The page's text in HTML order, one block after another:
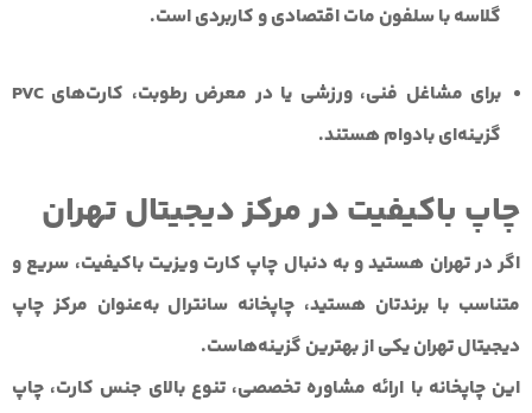
گلاسه با سلفون مات اقتصادی و کاربردی است.
برای مشاغل فنی، ورزشی یا در معرض رطوبت، کارت‌های PVC
گزینه‌ای بادوام هستند.
چاپ باکیفیت در مرکز دیجیتال تهران
اگر در تهران هستید و به دنبال چاپ کارت ویزیت باکیفیت، سریع و
متناسب با برندتان هستید، چاپخانه سانترال به‌عنوان مرکز چاپ
دیجیتال تهرانیکی از بهترین گزینه‌هاست.
این چاپخانه با ارائه مشاوره تخصصی، تنوع بالای جنس کارت، چاپ